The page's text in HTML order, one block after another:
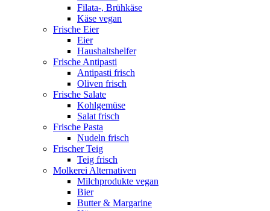
Filata-, Brühkäse
Käse vegan
Frische Eier
Eier
Haushaltshelfer
Frische Antipasti
Antipasti frisch
Oliven frisch
Frische Salate
Kohlgemüse
Salat frisch
Frische Pasta
Nudeln frisch
Frischer Teig
Teig frisch
Molkerei Alternativen
Milchprodukte vegan
Bier
Butter & Margarine